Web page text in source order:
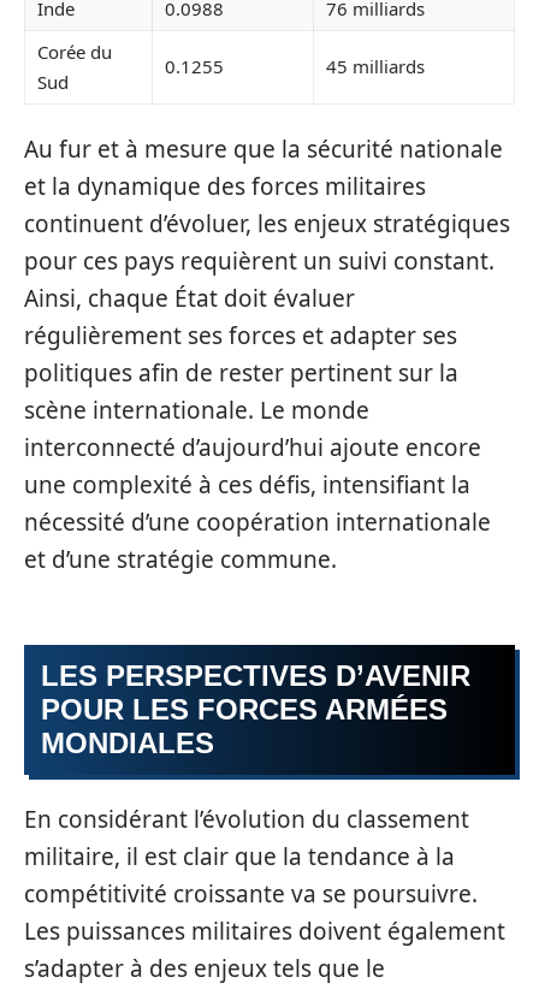
Inde 0.0988
76 milliards
Corée du
Sud
0.1255 45 milliards
Au fur et à mesure que la sécurité nationale
et la dynamique des forces militaires
continuent d’évoluer, les enjeux stratégiques
pour ces pays requièrent un suivi constant.
Ainsi, chaque État doit évaluer
régulièrement ses forces et adapter ses
politiques afin de rester pertinent sur la
scène internationale. Le monde
interconnecté d’aujourd’hui ajoute encore
une complexité à ces défis, intensifiant la
nécessité d’une coopération internationale
et d’une stratégie commune.
LES PERSPECTIVES D’AVENIR
POUR LES FORCES ARMÉES
MONDIALES
En considérant l’évolution du classement
militaire, il est clair que la tendance à la
compétitivité croissante va se poursuivre.
Les puissances militaires doivent également
s’adapter à des enjeux tels que le